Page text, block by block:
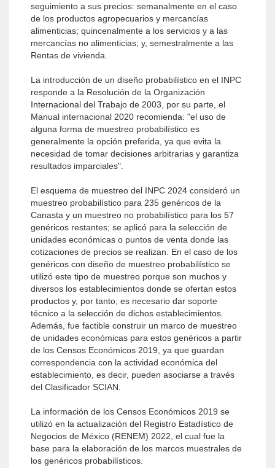
seguimiento a sus precios: semanalmente en el caso
de los productos agropecuarios y mercancías
alimenticias; quincenalmente a los servicios y a las
mercancías no alimenticias; y, semestralmente a las
Rentas de vivienda.
La introducción de un diseño probabilístico en el INPC
responde a la Resolución de la Organización
Internacional del Trabajo de 2003, por su parte, el
Manual internacional 2020 recomienda: "el uso de
alguna forma de muestreo probabilístico es
generalmente la opción preferida, ya que evita la
necesidad de tomar decisiones arbitrarias y garantiza
resultados imparciales".
El esquema de muestreo del INPC 2024 consideró un
muestreo probabilístico para 235 genéricos de la
Canasta y un muestreo no probabilístico para los 57
genéricos restantes; se aplicó para la selección de
unidades económicas o puntos de venta donde las
cotizaciones de precios se realizan. En el caso de los
genéricos con diseño de muestreo probabilístico se
utilizó este tipo de muestreo porque son muchos y
diversos los establecimientos donde se ofertan estos
productos y, por tanto, es necesario dar soporte
técnico a la selección de dichos establecimientos.
Además, fue factible construir un marco de muestreo
de unidades económicas para estos genéricos a partir
de los Censos Económicos 2019, ya que guardan
correspondencia con la actividad económica del
establecimiento, es decir, pueden asociarse a través
del Clasificador SCIAN.
La información de los Censos Económicos 2019 se
utilizó en la actualización del Registro Estadístico de
Negocios de México (RENEM) 2022, el cual fue la
base para la elaboración de los marcos muestrales de
los genéricos probabilísticos.